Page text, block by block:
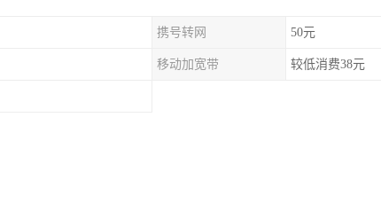
携号转网 50元
移动加宽带 较低消费38元